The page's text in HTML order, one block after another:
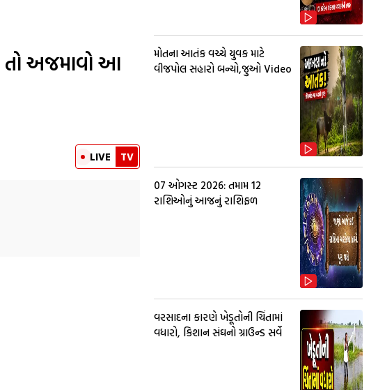
તો અજમાવો આ
LIVE TV
મોતના આતંક વચ્ચે યુવક માટે
વીજપોલ સહારો બન્યો,જુઓ Video
07 ઓગસ્ટ 2026: તમામ 12
રાશિઓનું આજનું રાશિફળ
વરસાદના કારણે ખેડૂતોની ચિંતામાં
વધારો, કિશાન સંઘનો ગ્રાઉન્ડ સર્વે